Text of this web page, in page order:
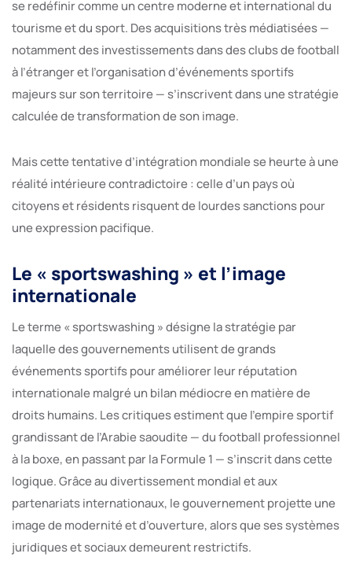
se redéfinir comme un centre moderne et international du
tourisme et du sport. Des acquisitions très médiatisées —
notamment des investissements dans des clubs de football
à l’étranger et l’organisation d’événements sportifs
majeurs sur son territoire — s’inscrivent dans une stratégie
calculée de transformation de son image.
Mais cette tentative d’intégration mondiale se heurte à une
réalité intérieure contradictoire : celle d’un pays où
citoyens et résidents risquent de lourdes sanctions pour
une expression pacifique.
Le « sportswashing » et l’image
internationale
Le terme « sportswashing » désigne la stratégie par
laquelle des gouvernements utilisent de grands
événements sportifs pour améliorer leur réputation
internationale malgré un bilan médiocre en matière de
droits humains. Les critiques estiment que l’empire sportif
grandissant de l’Arabie saoudite — du football professionnel
à la boxe, en passant par la Formule 1 — s’inscrit dans cette
logique. Grâce au divertissement mondial et aux
partenariats internationaux, le gouvernement projette une
image de modernité et d’ouverture, alors que ses systèmes
juridiques et sociaux demeurent restrictifs.